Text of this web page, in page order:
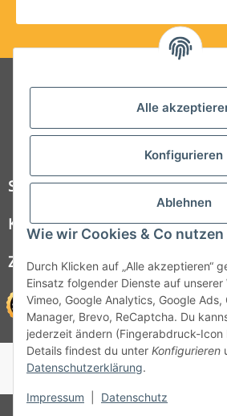
Alle
Konfigurieren
Ablehnen
Wie wir Cookies & Co nutzen
Durch Klicken auf „Alle akzeptieren“
Einsatz folgender Dienste auf unserer
Vimeo, Google Analytics, Google Ads,
Manager, Brevo, ReCaptcha. Du
jederzeit ändern (Fingerabdruck-Icon
Details findest du unter Konfigurieren
Datenschutzerklärung.
Impressum Datenschutz
Folgt uns auf Social
Steelboxx
Kundenservice
Zahlungsmöglichkeiten
© 1964 - 2026
© 1964 - 2024 Lüllmann GmbH